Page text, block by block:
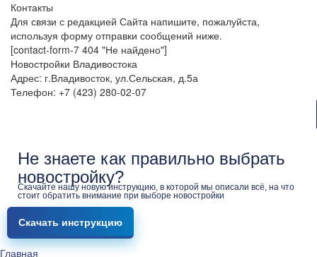
Контакты
Для связи с редакцией Сайта напишите, пожалуйста,
используя форму отправки сообщений ниже.
[contact-form-7 404 "Не найдено"]
Новостройки Владивостока
Адрес: г.Владивосток, ул.Сельская, д.5а
Телефон: +7 (423) 280-02-07
Не знаете как правильно выбрать
новостройку?
Скачайте нашу новую инструкцию, в которой мы описали всё, на что
стоит обратить внимание при выборе новостройки
Скачать инструкцию
Главная